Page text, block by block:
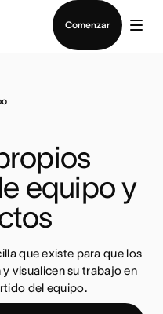
Comenzar
equipo y
que existe para que los
visualicen su trabajo en
del equipo.